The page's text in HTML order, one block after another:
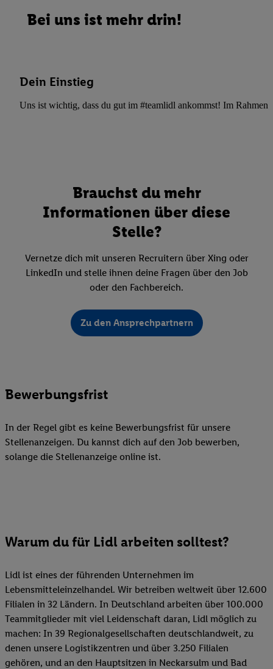
Bei uns ist mehr drin!
Dein Einstieg
Uns ist wichtig, dass du gut im #teamlidl ankommst! Im Rahmen
Brauchst du mehr
Informationen über diese
Stelle?
Vernetze dich mit unseren Recruitern über Xing oder
LinkedIn und stelle ihnen deine Fragen über den Job
oder den Fachbereich.
Zu den Ansprechpartnern
Bewerbungsfrist
In der Regel gibt es keine Bewerbungsfrist für unsere
Stellenanzeigen. Du kannst dich auf den Job bewerben,
solange die Stellenanzeige online ist.
Warum du für Lidl arbeiten solltest?
Lidl ist eines der führenden Unternehmen im
Lebensmitteleinzelhandel. Wir betreiben weltweit über 12.600
Filialen in 32 Ländern. In Deutschland arbeiten über 100.000
Teammitglieder mit viel Leidenschaft daran, Lidl möglich zu
machen: In 39 Regionalgesellschaften deutschlandweit, zu
denen unsere Logistikzentren und über 3.250 Filialen
gehören, und an den Hauptsitzen in Neckarsulm und Bad